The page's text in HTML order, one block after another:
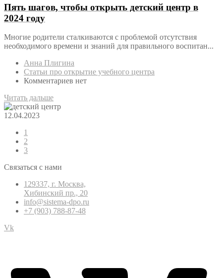
Пять шагов, чтобы открыть детский центр в
2024 году
Многие родители сталкиваются с проблемой отсутствия
необходимого времени и знаний для правильного воспитан...
Анна Плигина
Статьи про открытие учебного центра
Комментариев нет
Читать дальше
12.04.2023
1
2
3
Связаться с нами
129337, г. Москва,
Хибинский пр., 20
info@sistema-dpo.ru
+7 (903) 788-87-48
Vk